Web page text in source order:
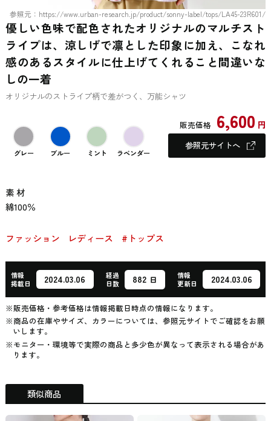
参照元：https://www.urban-research.jp/product/sonny-label/tops/LA45-23R601/
優しい色味で配色されたオリジナルのマルチスト
ライプは、涼しげで凛とした印象に加え、こなれ
感のあるスタイルに仕上げてくれること間違いな
しの一着
オリジナルのストライプ柄で差がつく、万能シャツ
グレー ブルー ミント ラベンダー
販売価格 6,600 円
参照元サイトへ
素 材
綿100％
ファッション レディース #トップス
情報
掲載日
2024.03.06
経過
日数
882 日
情報
更新日
2024.03.06
※販売価格・参考価格は情報掲載日時点の情報になります。
※商品の在庫やサイズ、カラーについては、参照元サイトでご確認をお願
いします。
※モニター・環境等で実際の商品と多少色が異なって表示される場合があ
ります。
類似商品